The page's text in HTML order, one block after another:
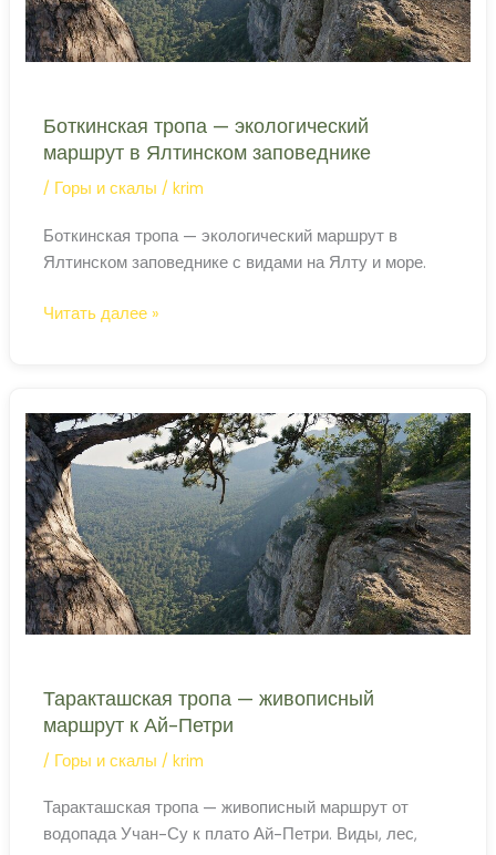
Боткинская тропа — экологический
маршрут в Ялтинском заповеднике
/ Горы и скалы /krim
Боткинская тропа — экологический маршрут в
Ялтинском заповеднике с видами на Ялту и море.
Боткинская
маршрут
в
Ялтинском
заповеднике
Читать далее »
Таракташская тропа — живописный
маршрут к Ай-Петри
/ Горы и скалы /krim
Таракташская тропа — живописный маршрут от
водопада Учан-Су к плато Ай-Петри. Виды, лес,